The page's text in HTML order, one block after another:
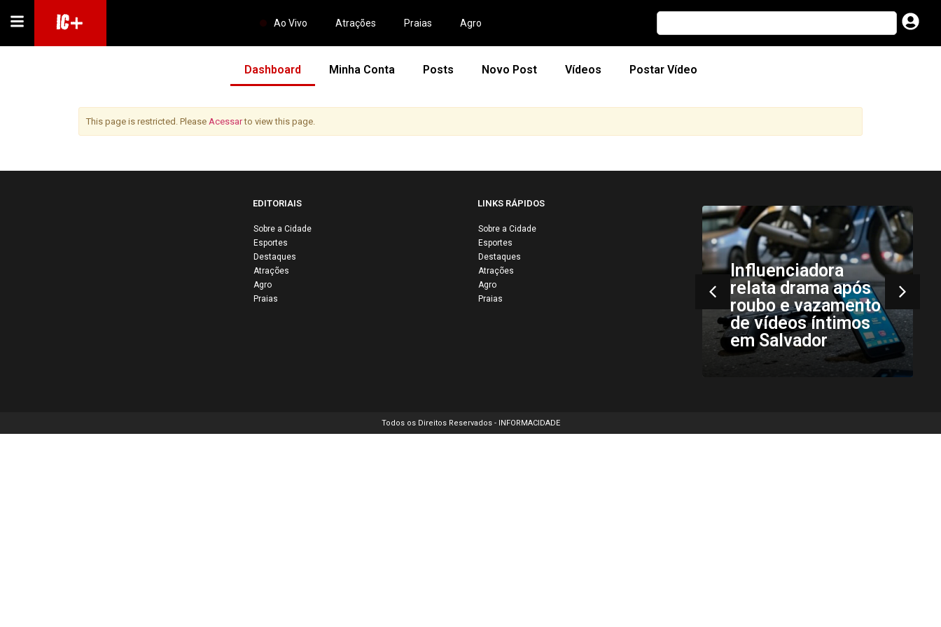
IC+ Ao Vivo Atrações Praias Agro
Dashboard Minha Conta Posts Novo Post Vídeos Postar Vídeo
This page is restricted. Please Acessarto view this page.
EDITORIAIS
Sobre a Cidade
Esportes
Destaques
Atrações
Agro
Praias
LINKS RÁPIDOS
Sobre a Cidade
Esportes
Destaques
Atrações
Agro
Praias
Edinho Silva
discute desafios do
Influenciadora
relata drama após
roubo e vazamento
de vídeos íntimos
em Salvador
Todos os Direitos Reservados - INFORMACIDADE